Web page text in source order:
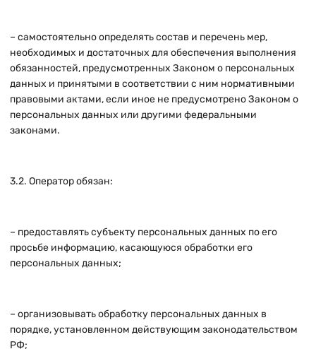
– самостоятельно определять состав и перечень мер,
необходимых и достаточных для обеспечения выполнения
обязанностей, предусмотренных Законом о персональных
данных и принятыми в соответствии с ним нормативными
правовыми актами, если иное не предусмотрено Законом о
персональных данных или другими федеральными
законами.
3.2. Оператор обязан:
– предоставлять субъекту персональных данных по его
просьбе информацию, касающуюся обработки его
персональных данных;
– организовывать обработку персональных данных в
порядке, установленном действующим законодательством
РФ;